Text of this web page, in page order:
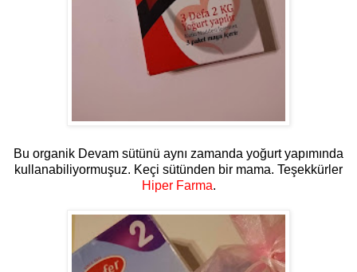
Bu organik Devam sütünü aynı zamanda yoğurt yapımında
kullanabiliyormuşuz. Keçi sütünden bir mama. Teşekkürler
Hiper Farma.